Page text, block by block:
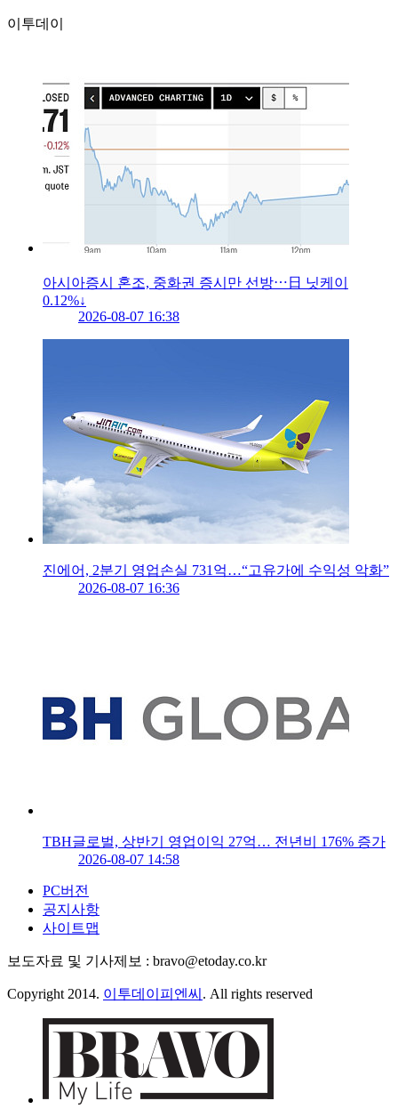
이투데이
아시아증시 혼조, 중화권 증시만 선방⋯日 닛케이
0.12%↓
2026-08-07 16:38
진에어, 2분기 영업손실 731억…“고유가에 수익성 악화”
2026-08-07 16:36
TBH글로벌, 상반기 영업이익 27억… 전년비 176% 증가
2026-08-07 14:58
PC버전
공지사항
사이트맵
보도자료 및 기사제보 : bravo@etoday.co.kr
Copyright 2014. 이투데이피엔씨 . All rights reserved